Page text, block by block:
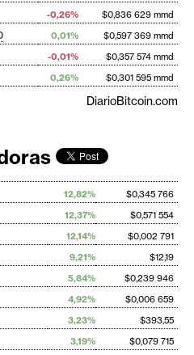
-0,26%
$0,836 629 mmd
0,01%
$0,597 369 mmd
-0,01%
$0,357 574 mmd
0,26% $0,301 595 mmd
DiarioBitcoin.com
12,82%
$0,345 766
12,37%
$0,571 554
12,14%
$0,002 791
9,21%
$12,19
5,84%
$0,239 946
4,92%
$0,006 659
3,23%
$393,55
3,19%
$0,079 715